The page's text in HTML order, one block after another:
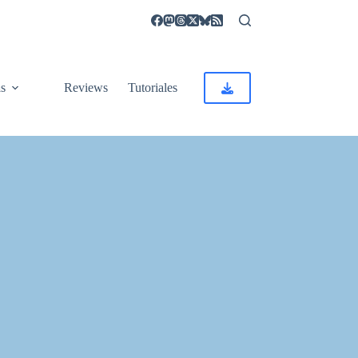
Reviews Tutoriales